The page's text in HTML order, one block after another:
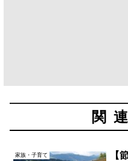
関
家族・子育て
【